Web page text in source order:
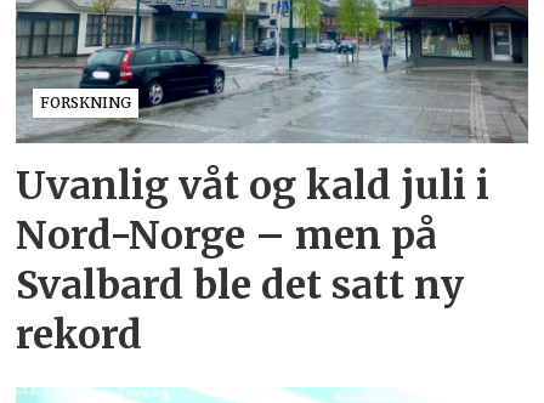
FORSKNING
Uvanlig våt og kald juli i
Nord-Norge – men på
Svalbard ble det satt ny
rekord